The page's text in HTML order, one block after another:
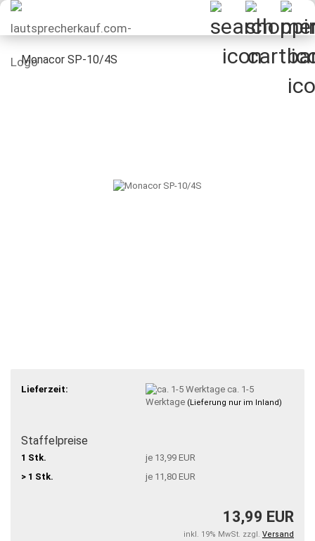
Monacor SP-10/4S
Lieferzeit:
ca. 1-5
Werktage (Lieferung nur im Inland)
Staffelpreise
1 Stk.
je 13,99 EUR
> 1 Stk.
je 11,80 EUR
13,99 EUR
inkl. 19% MwSt. zzgl. Versand